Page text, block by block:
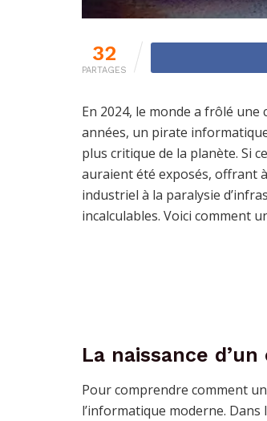
32
PARTAGES
En 2024, le monde a frôlé
années, un pirate
plus critique de la planète. Si
auraient été exposés, offrant
industriel à la paralysie
incalculables. Voici comment
La naissance
Pour comprendre comment
l’informatique moderne.